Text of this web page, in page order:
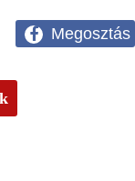
Megosztás